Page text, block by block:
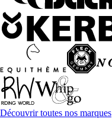
Découvrir toutes nos marques